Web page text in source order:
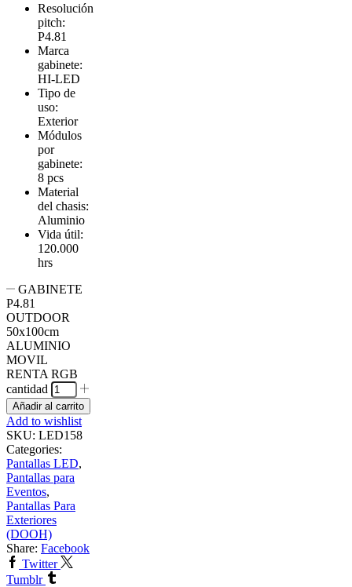
Resolución
pitch:
P4.81
Marca
gabinete:
HI-LED
Tipo de
uso:
Exterior
Módulos
por
gabinete:
8 pcs
Material
del chasis:
Aluminio
Vida útil:
120.000
hrs
GABINETE
P4.81
OUTDOOR
50x100cm
ALUMINIO
MOVIL
RENTA RGB
cantidad
Añadir al carrito
Add to wishlist
SKU: LED158
Categories:
Pantallas LED,
Pantallas para
Eventos,
Pantallas Para
Exteriores
(DOOH)
Share: Facebook
Twitter
Tumblr